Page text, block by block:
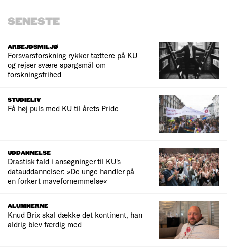
SENESTE
ARBEJDSMILJØ
Forsvarsforskning rykker tættere på KU
og rejser svære spørgsmål om
forskningsfrihed
STUDIELIV
Få høj puls med KU til årets Pride
UDDANNELSE
Drastisk fald i ansøgninger til KU's
datauddannelser: »De unge handler på
en forkert mavefornemmelse«
ALUMNERNE
Knud Brix skal dække det kontinent, han
aldrig blev færdig med